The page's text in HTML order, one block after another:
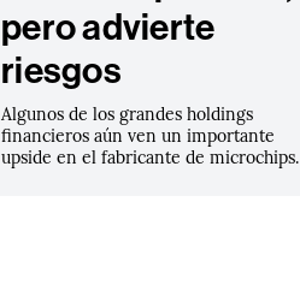
pero advierte
riesgos
Algunos de los grandes holdings
financieros aún ven un importante
upside en el fabricante de microchips.